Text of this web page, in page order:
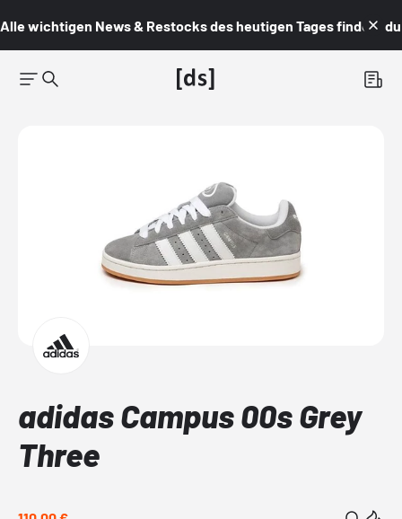
Alle wichtigen News & Restocks des heutigen Tages findest du
adidas Campus 00s Grey
Three